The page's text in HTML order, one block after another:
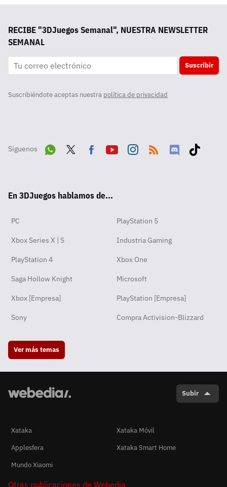
RECIBE "3DJuegos Semanal", NUESTRA NEWSLETTER
SEMANAL
Suscribir
Suscribiéndote aceptas nuestra política de privacidad
Síguenos
pp
ok
En 3DJuegos hablamos de...
PC PlayStation 5
Xbox Series X | S Industria Gaming
PlayStation 4 Xbox One
Saga Hollow Knight Microsoft
Xbox [Empresa] PlayStation [Empresa]
Sony Compra Activision-Blizzard
Ver más temas
Subir
Xataka
Xataka Móvil
Applesfera
Xataka Smart Home
Mundo Xiaomi
Otras publicaciones de Webedia